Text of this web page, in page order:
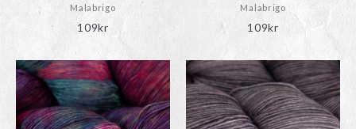
Malabrigo
109kr
Malabrigo
109kr